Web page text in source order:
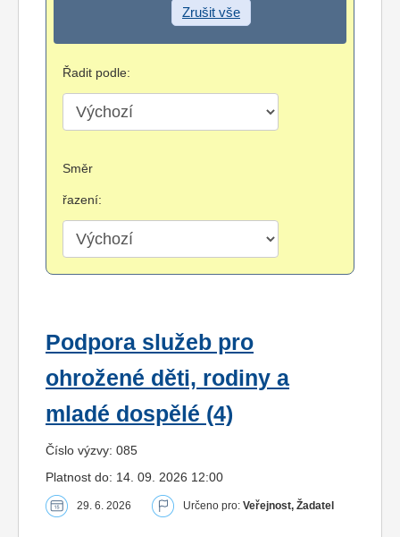
Zrušit vše
Řadit podle:
Směr
řazení:
Podpora služeb pro
ohrožené děti, rodiny a
mladé dospělé (4)
Číslo výzvy: 085
Platnost do: 14. 09. 2026 12:00
29. 6. 2026 Určeno pro: Veřejnost, Žadatel